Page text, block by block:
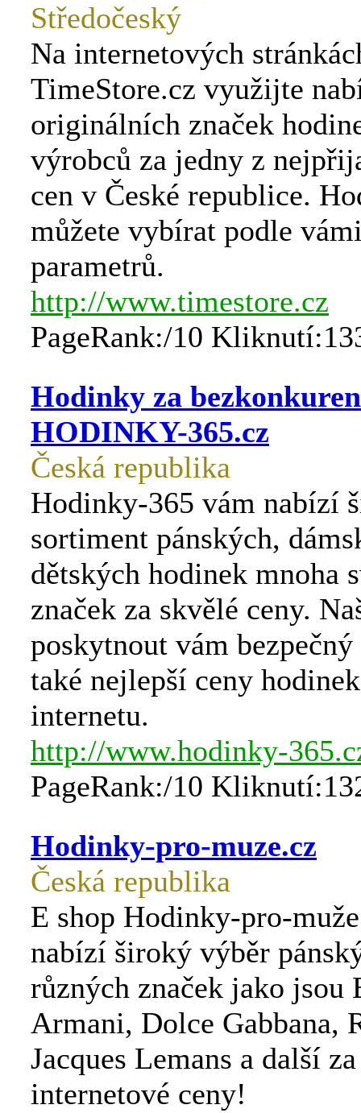
Středočeský
Na internetových
TimeStore.cz využijte
originálních značek
výrobců za jedny z
cen v České republice.
můžete vybírat podle
parametrů.
http://www.timestore.cz
PageRank:/10
Hodinky za
HODINKY-365.cz
Česká republika
Hodinky-365 vám nabízí
sortiment pánských,
dětských hodinek mnoha
značek za skvělé ceny.
poskytnout vám bezpečný
také nejlepší ceny
internetu.
http://www.hodinky-
PageRank:/10
Hodinky-pro-muze.cz
Česká republika
E shop Hodinky-pro-
nabízí široký výběr
různých značek jako jsou
Armani, Dolce Gabbana,
Jacques Lemans a další
internetové ceny!